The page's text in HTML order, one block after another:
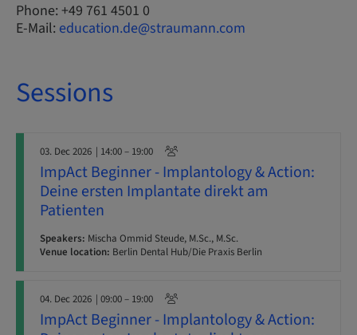
Phone: +49 761 4501 0
E-Mail: education.de@straumann.com
Sessions
03. Dec 2026 | 14:00 – 19:00
ImpAct Beginner - Implantology & Action:
Deine ersten Implantate direkt am
Patienten
Speakers: Mischa Ommid Steude, M.Sc., M.Sc.
Venue location: Berlin Dental Hub/Die Praxis Berlin
04. Dec 2026 | 09:00 – 19:00
ImpAct Beginner - Implantology & Action: